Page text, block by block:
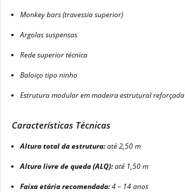
Monkey bars (travessia superior)
Argolas suspensas
Rede superior técnica
Baloiço tipo ninho
Estrutura modular em madeira estrutural reforçada
Características Técnicas
Altura total da estrutura:até 2,50 m
Altura livre de queda (ALQ):até 1,50 m
Faixa etária recomendada:4 – 14 anos